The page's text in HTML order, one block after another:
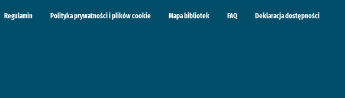
Regulamin Polityka prywatności i plików cookie Mapa bibliotek FAQ Deklaracja dostępności